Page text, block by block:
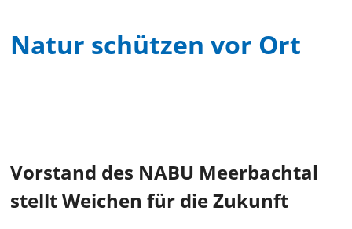
Natur schützen vor Ort
Vorstand des NABU Meerbachtal
stellt Weichen für die Zukunft